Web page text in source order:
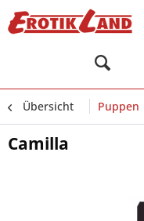
Übersicht Puppen
Camilla